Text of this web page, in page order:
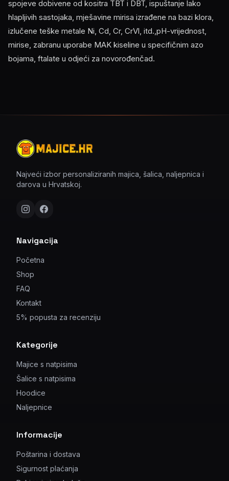
spojeve dobivene od kositra TBT i DBT, ispuštanje lako
hlapljivih sastojaka, mješavine mirisa izrađene na bazi klora,
izlučene teške metale Ni, Cd, Cr, CrVl, itd.,pH-vrijednost,
mirise, zabranu uporabe MAK kiseline u specifičnim azo
bojama, ftalate u odjeći za novorođenčad.
Najveći izbor personaliziranih majica, šalica, naljepnica i
darova u Hrvatskoj.
Navigacija
Početna
Shop
FAQ
Kontakt
5% popusta za recenziju
Kategorije
Majice s natpisima
Šalice s natpisima
Hoodice
Naljepnice
Informacije
Poštarina i dostava
Sigurnost plaćanja